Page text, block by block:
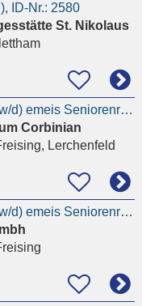
ID-Nr.: 2580
St. Nikolaus
Pflegedienstleitung (m/w/d) emeis Seniorenresidenz Corbinian
Corbinian
Lerchenfeld
Pflegedienstleitung (m/w/d) emeis Seniorenresidenz Corbinian